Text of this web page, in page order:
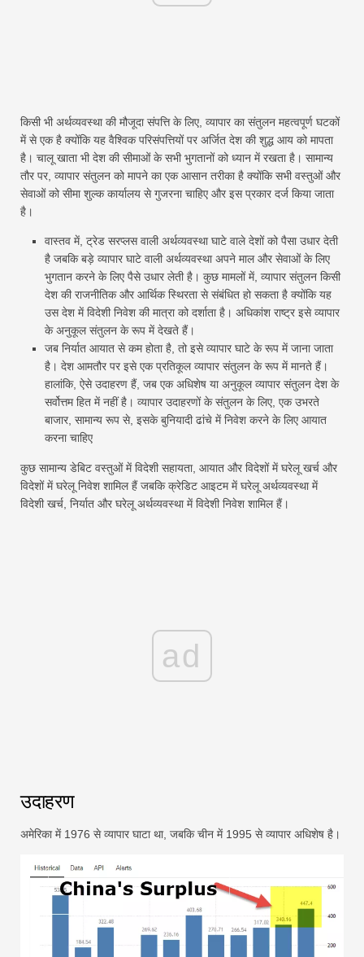
किसी भी अर्थव्यवस्था की मौजूदा संपत्ति के लिए, व्यापार का संतुलन महत्वपूर्ण घटकों
में से एक है क्योंकि यह वैश्विक परिसंपत्तियों पर अर्जित देश की शुद्ध आय को मापता
है। चालू खाता भी देश की सीमाओं के सभी भुगतानों को ध्यान में रखता है। सामान्य
तौर पर, व्यापार संतुलन को मापने का एक आसान तरीका है क्योंकि सभी वस्तुओं और
सेवाओं को सीमा शुल्क कार्यालय से गुजरना चाहिए और इस प्रकार दर्ज किया जाता
है।
वास्तव में, ट्रेड सरप्लस वाली अर्थव्यवस्था घाटे वाले देशों को पैसा उधार देती
है जबकि बड़े व्यापार घाटे वाली अर्थव्यवस्था अपने माल और सेवाओं के लिए
भुगतान करने के लिए पैसे उधार लेती है। कुछ मामलों में, व्यापार संतुलन किसी
देश की राजनीतिक और आर्थिक स्थिरता से संबंधित हो सकता है क्योंकि यह
उस देश में विदेशी निवेश की मात्रा को दर्शाता है। अधिकांश राष्ट्र इसे व्यापार
के अनुकूल संतुलन के रूप में देखते हैं।
जब निर्यात आयात से कम होता है, तो इसे व्यापार घाटे के रूप में जाना जाता
है। देश आमतौर पर इसे एक प्रतिकूल व्यापार संतुलन के रूप में मानते हैं।
हालांकि, ऐसे उदाहरण हैं, जब एक अधिशेष या अनुकूल व्यापार संतुलन देश के
सर्वोत्तम हित में नहीं है। व्यापार उदाहरणों के संतुलन के लिए, एक उभरते
बाजार, सामान्य रूप से, इसके बुनियादी ढांचे में निवेश करने के लिए आयात
करना चाहिए
कुछ सामान्य डेबिट वस्तुओं में विदेशी सहायता, आयात और विदेशों में घरेलू खर्च और
विदेशों में घरेलू निवेश शामिल हैं जबकि क्रेडिट आइटम में घरेलू अर्थव्यवस्था में
विदेशी खर्च, निर्यात और घरेलू अर्थव्यवस्था में विदेशी निवेश शामिल हैं।
ad
उदाहरण
अमेरिका में 1976 से व्यापार घाटा था, जबकि चीन में 1995 से व्यापार अधिशेष है।